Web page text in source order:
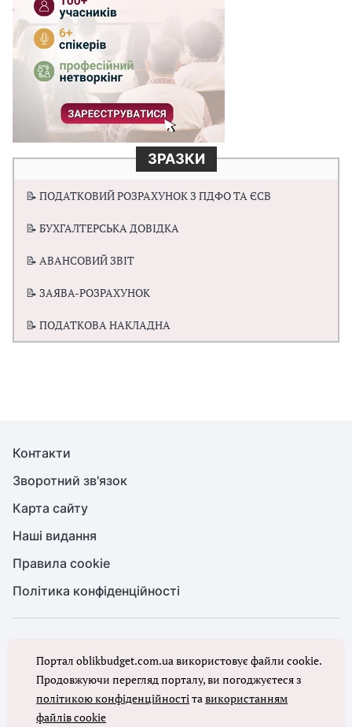
ЗРАЗКИ
📝 ПОДАТКОВИЙ РОЗРАХУНОК З ПДФО ТА ЄСВ
📝 БУХГАЛТЕРСЬКА ДОВІДКА
📝 АВАНСОВИЙ ЗВІТ
📝 ЗАЯВА-РОЗРАХУНОК
📝 ПОДАТКОВА НАКЛАДНА
Контакти
Зворотний зв'язок
Карта сайту
Наші видання
Правила cookie
Політика конфіденційності
Повне або часткове копіювання будь-яких матеріалів порталу,
цитування, публікація їх анотованих оглядів допускаються лише з
письмового дозволу редакції порталу
Портал oblikbudget.com.ua використовує файли cookie.
Продовжуючи перегляд порталу, ви погоджуєтеся з
політикою конфіденційностітавикористанням
файлів cookie